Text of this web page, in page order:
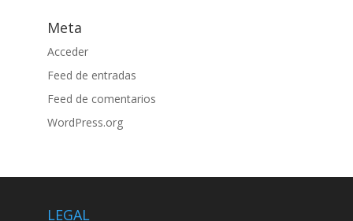
Meta
Acceder
Feed de entradas
Feed de comentarios
WordPress.org
LEGAL